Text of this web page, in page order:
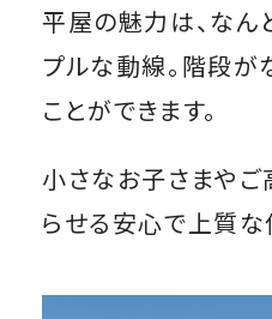
平屋の魅力は、なん
プルな動線。階段が
ことができます。
小さなお子さまやご
らせる安心で上質な